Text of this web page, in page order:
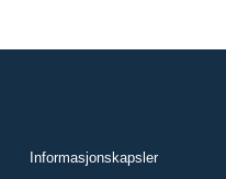
Informasjonskapsler